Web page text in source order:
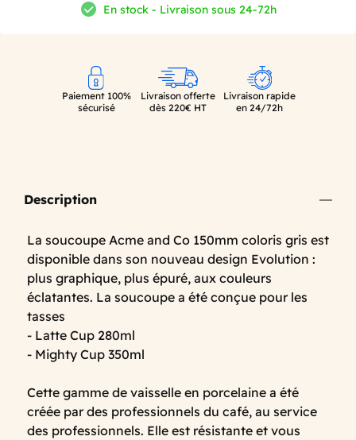
En stock - Livraison sous 24-72h
Paiement 100%
sécurisé
Livraison offerte
dès 220€ HT
Livraison rapide
en 24/72h
Description
La soucoupe Acme and Co 150mm coloris gris est
disponible dans son nouveau design Evolution :
plus graphique, plus épuré, aux couleurs
éclatantes. La soucoupe a été conçue pour les
tasses
- Latte Cup 280ml
- Mighty Cup 350ml
Cette gamme de vaisselle en porcelaine a été
créée par des professionnels du café, au service
des professionnels. Elle est résistante et vous